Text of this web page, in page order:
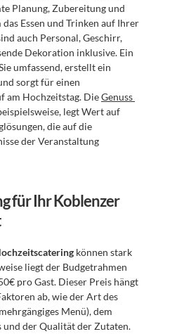
Planung, Zubereitung und
Essen und Trinken auf Ihrer
auch Personal, Geschirr,
Dekoration inklusive. Ein
umfassend, erstellt ein
sorgt für einen
am Hochzeitstag. Die Genuss
legt Wert auf
die auf die
der Veranstaltung
für Ihr Koblenzer
können stark
liegt der Budgetrahmen
pro Gast. Dieser Preis hängt
ab, wie der Art des
Menü), dem
und der Qualität der Zutaten.